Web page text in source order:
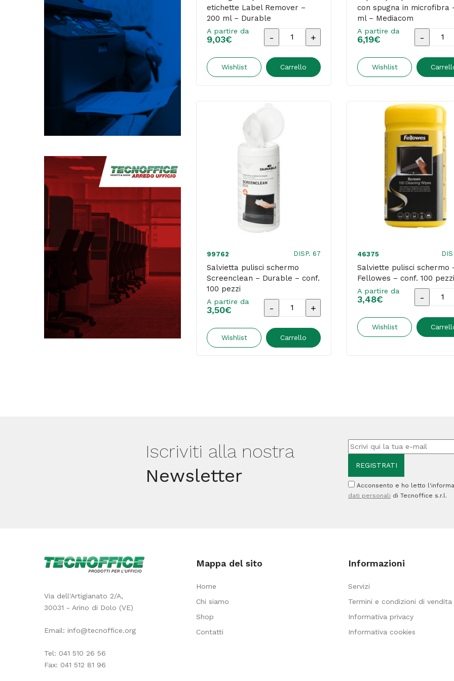
etichette Label Remover –
200 ml – Durable
A partire da
9,03€
Detergente
rimozione
200
-
Durable
quantità
Wishlist Carrello
con spugna in microfibra
ml – Mediacom
A partire da
6,19€
Liquido
pulizia
con
spugna
in
microfibra
-
20
-
Wishlist
99762 DISP. 67
Salvietta pulisci schermo
Screenclean – Durable – conf.
100 pezzi
A partire da
3,50€
Salvietta
schermo
quantità
Wishlist Carrello
46375
Salviette pulisci schermo
Fellowes – conf. 100 pezzi
A partire da
3,48€
Salviette
schermo
Wishlist
Iscriviti alla nostra
Newsletter
Acconsento e ho letto
dati personali di Tecnoffice s.r.l.
Via dell'Artigianato 2/A,
30031 - Arino di Dolo (VE)
Email: info@tecnoffice.org
Tel: 041 510 26 56
Fax: 041 512 81 96
Mappa del sito
Home
Chi siamo
Shop
Contatti
Informazioni
Servizi
Termini e condizioni di vendita
Informativa privacy
Informativa cookies